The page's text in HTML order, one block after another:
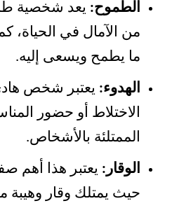
الطموح: يعد شخصية
من الآمال في الحياة،
ما يطمح ويسعى إليه.
الهدوء: يعتبر شخص
الاختلاط أو حضور
الممتلئة بالأشخاص.
الوقار: يعتبر هذا أهم
حيث يمتلك وقار وهيبة